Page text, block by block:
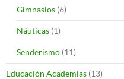
Gimnasios (6)
Náuticas (1)
Senderismo (11)
Educación Academias (13)